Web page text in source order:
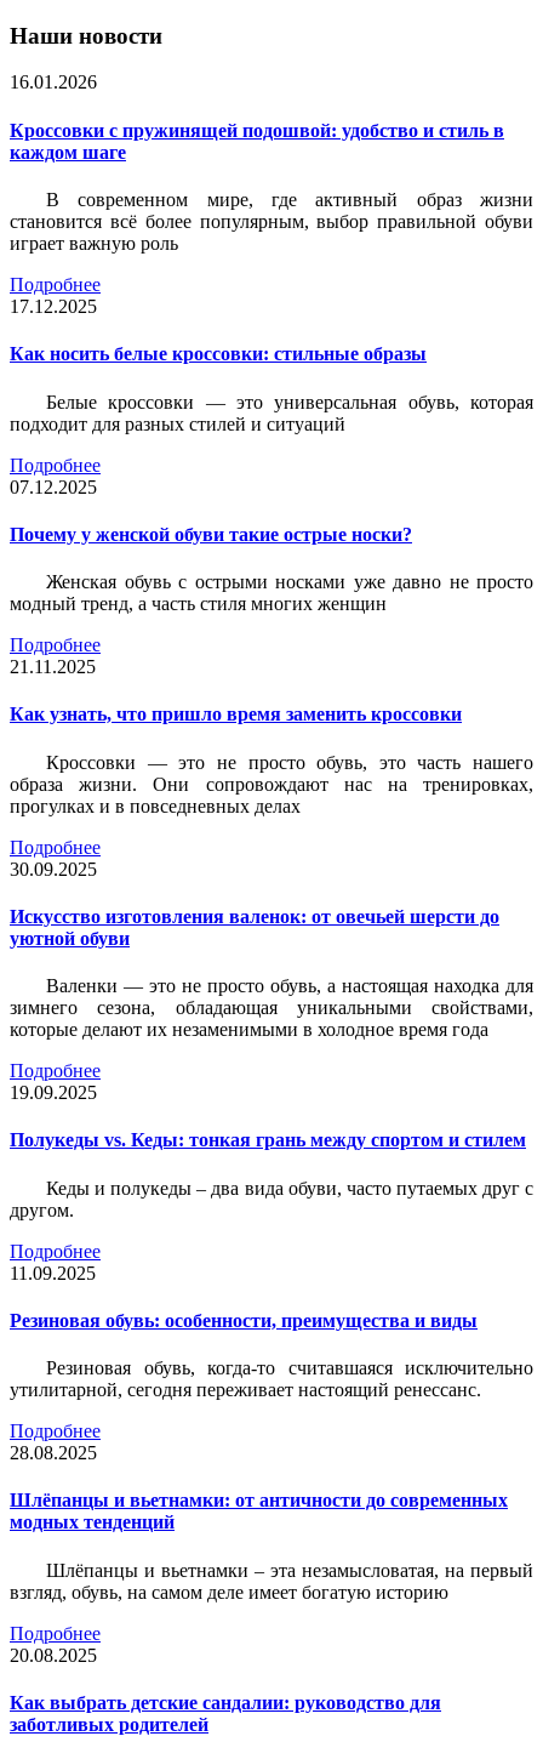
Наши новости
16.01.2026
Кроссовки с пружинящей подошвой: удобство и стиль в
каждом шаге
В современном мире, где активный образ жизни
становится всё более популярным, выбор правильной обуви
играет важную роль
Подробнее
17.12.2025
Как носить белые кроссовки: стильные образы
Белые кроссовки — это универсальная обувь, которая
подходит для разных стилей и ситуаций
Подробнее
07.12.2025
Почему у женской обуви такие острые носки?
Женская обувь с острыми носками уже давно не просто
модный тренд, а часть стиля многих женщин
Подробнее
21.11.2025
Как узнать, что пришло время заменить кроссовки
Кроссовки — это не просто обувь, это часть нашего
образа жизни. Они сопровождают нас на тренировках,
прогулках и в повседневных делах
Подробнее
30.09.2025
Искусство изготовления валенок: от овечьей шерсти до
уютной обуви
Валенки — это не просто обувь, а настоящая находка для
зимнего сезона, обладающая уникальными свойствами,
которые делают их незаменимыми в холодное время года
Подробнее
19.09.2025
Полукеды vs. Кеды: тонкая грань между спортом и стилем
Кеды и полукеды – два вида обуви, часто путаемых друг с
другом.
Подробнее
11.09.2025
Резиновая обувь: особенности, преимущества и виды
Резиновая обувь, когда-то считавшаяся исключительно
утилитарной, сегодня переживает настоящий ренессанс.
Подробнее
28.08.2025
Шлёпанцы и вьетнамки: от античности до современных
модных тенденций
Шлёпанцы и вьетнамки – эта незамысловатая, на первый
взгляд, обувь, на самом деле имеет богатую историю
Подробнее
20.08.2025
Как выбрать детские сандалии: руководство для
заботливых родителей